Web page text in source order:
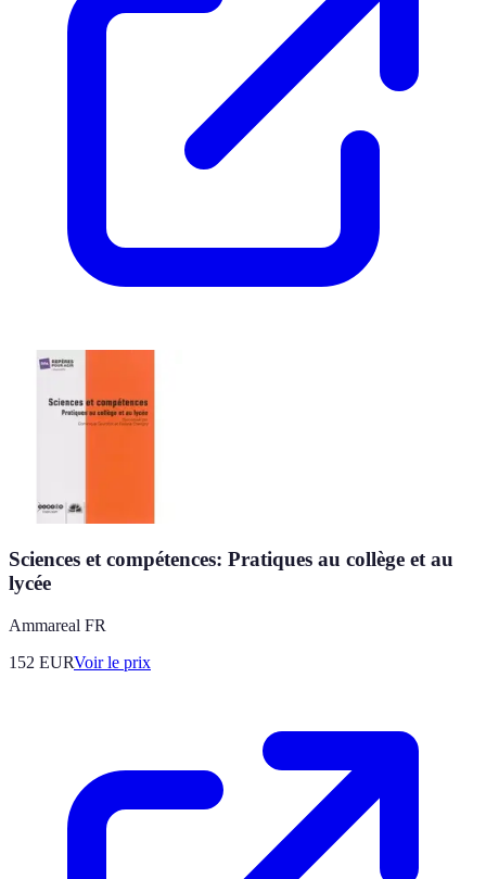
Sciences et compétences: Pratiques au collège et au
lycée
Ammareal FR
152 EURVoir le prix